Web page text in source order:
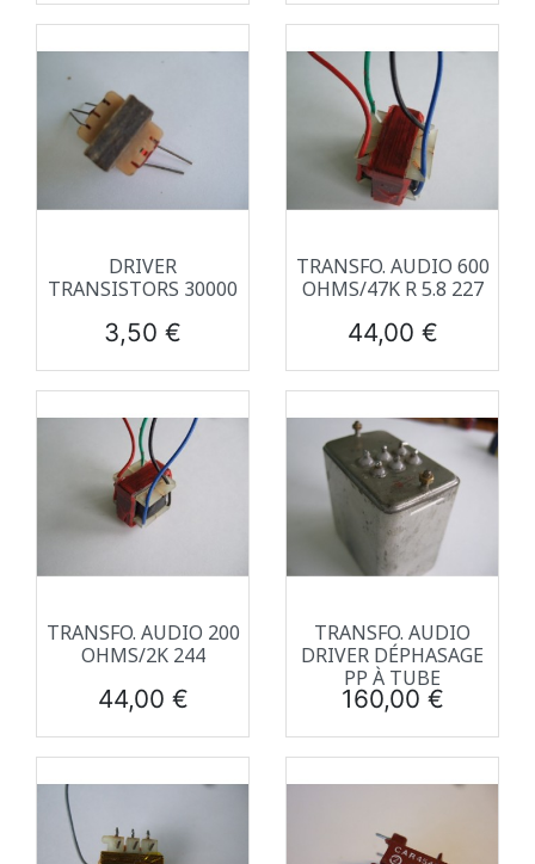
DRIVER
TRANSISTORS 30000
Prix
3,50 €
TRANSFO. AUDIO 600
OHMS/47K R 5.8 227
Prix
44,00 €
TRANSFO. AUDIO 200
OHMS/2K 244
Prix
44,00 €
TRANSFO. AUDIO
DRIVER DÉPHASAGE
PP À TUBE
Prix
160,00 €